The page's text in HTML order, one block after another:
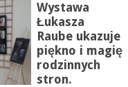
Wystawa
Łukasza
Raube ukazuje
piękno i magię
rodzinnych
stron.